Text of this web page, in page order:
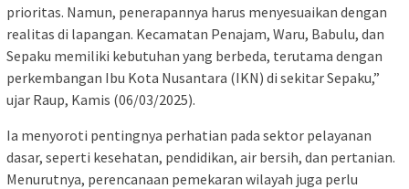
prioritas. Namun, penerapannya harus menyesuaikan dengan
realitas di lapangan. Kecamatan Penajam, Waru, Babulu, dan
Sepaku memiliki kebutuhan yang berbeda, terutama dengan
perkembangan Ibu Kota Nusantara (IKN) di sekitar Sepaku,”
ujar Raup, Kamis (06/03/2025).
Ia menyoroti pentingnya perhatian pada sektor pelayanan
dasar, seperti kesehatan, pendidikan, air bersih, dan pertanian.
Menurutnya, perencanaan pemekaran wilayah juga perlu